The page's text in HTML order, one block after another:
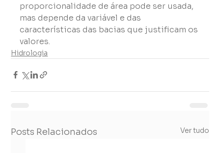
proporcionalidade de área pode ser usada,
mas depende da variável e das
características das bacias que justificam os
valores.
Hidrologia
Posts Relacionados Ver tudo